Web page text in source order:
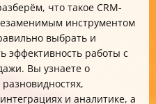
поддержка роста бизнеса
have для любого
что такое CRM-
инструментом
выбрать и
эффективность работы с
Вы узнаете о
и аналитике, а